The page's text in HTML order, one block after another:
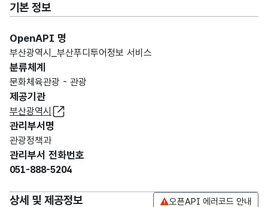
기본 정보
OpenAPI 명
부산광역시_부산푸디투어정보 서비스
분류체계
문화체육관광 - 관광
제공기관
부산광역시
관리부서명
관광정책과
관리부서 전화번호
051-888-5204
상세 및 제공정보 오픈API 에러코드 안내